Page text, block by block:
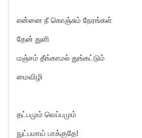
என்னை நீ கொஞ்சும் நேரங்கள்
தேன் துளி
மஞ்சம் தீங்காமல் துங்கட்டும்
மைவிழி
தட்பமும் வெப்பமும்
நுட்பமாய் பாக்குதே!